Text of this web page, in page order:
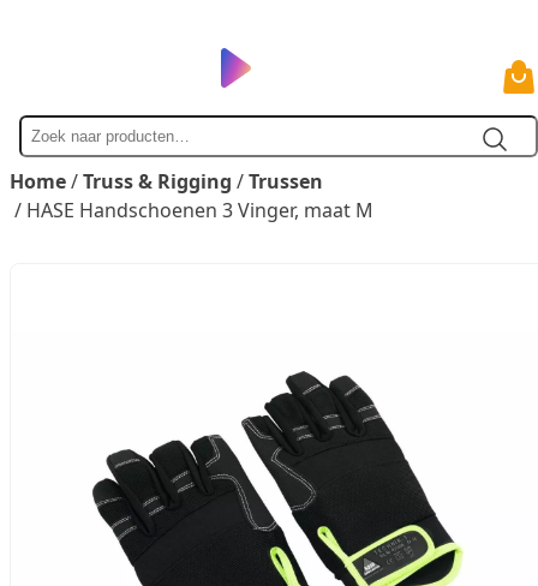
Zoek
naar
Home/Truss & Rigging /Trussen
/ HASE Handschoenen 3 Vinger, maat M